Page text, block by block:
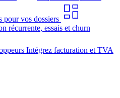
pour vos dossiers
récurrente, essais et churn
Intégrez facturation et TVA